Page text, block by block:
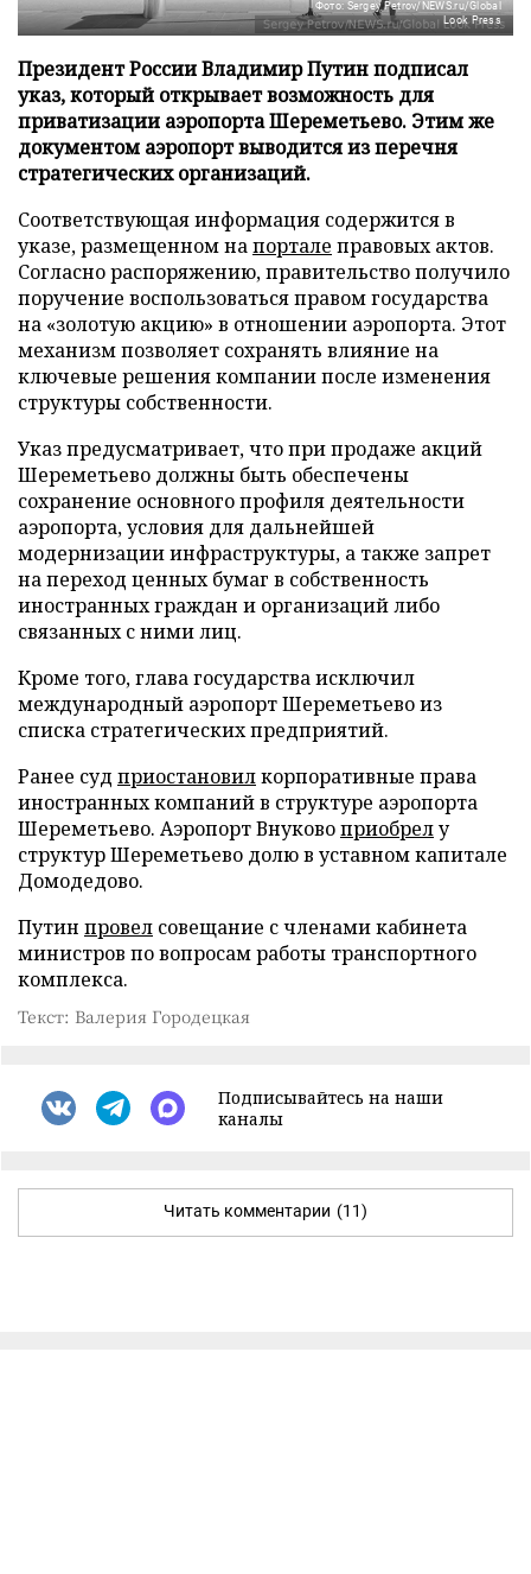
Фото: Sergey Petrov/NEWS.ru/Global
Look Press
Президент России Владимир Путин подписал
указ, который открывает возможность для
приватизации аэропорта Шереметьево. Этим же
документом аэропорт выводится из перечня
стратегических организаций.
Соответствующая информация содержится в
указе, размещенном напортале правовых актов.
Согласно распоряжению, правительство получило
поручение воспользоваться правом государства
на «золотую акцию» в отношении аэропорта. Этот
механизм позволяет сохранять влияние на
ключевые решения компании после изменения
структуры собственности.
Указ предусматривает, что при продаже акций
Шереметьево должны быть обеспечены
сохранение основного профиля деятельности
аэропорта, условия для дальнейшей
модернизации инфраструктуры, а также запрет
на переход ценных бумаг в собственность
иностранных граждан и организаций либо
связанных с ними лиц.
Кроме того, глава государства исключил
международный аэропорт Шереметьево из
списка стратегических предприятий.
Ранее суд приостановилкорпоративные права
иностранных компаний в структуре аэропорта
Шереметьево. Аэропорт Внуковоприобрелу
структур Шереметьево долю в уставном капитале
Домодедово.
Путин провел совещание с членами кабинета
министров по вопросам работы транспортного
комплекса.
Текст: Валерия Городецкая
Подписывайтесь на наши
каналы
Читать комментарии (11)